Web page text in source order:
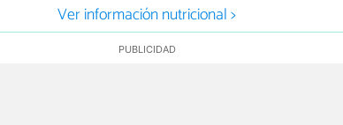
Ver información nutricional >